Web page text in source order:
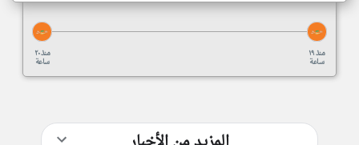
منذ ٢٠
ساعة
منذ ١٩
ساعة